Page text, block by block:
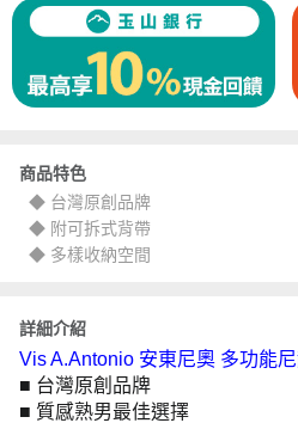
商品特色
◆ 台灣原創品牌
◆ 附可拆式背帶
◆ 多樣收納空間
詳細介紹
Vis A.Antonio 安東尼奧 多功能
■ 台灣原創品牌
■ 質感熟男最佳選擇